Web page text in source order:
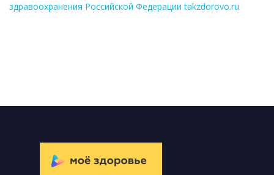
здравоохранения Российской Федерации takzdorovo.ru